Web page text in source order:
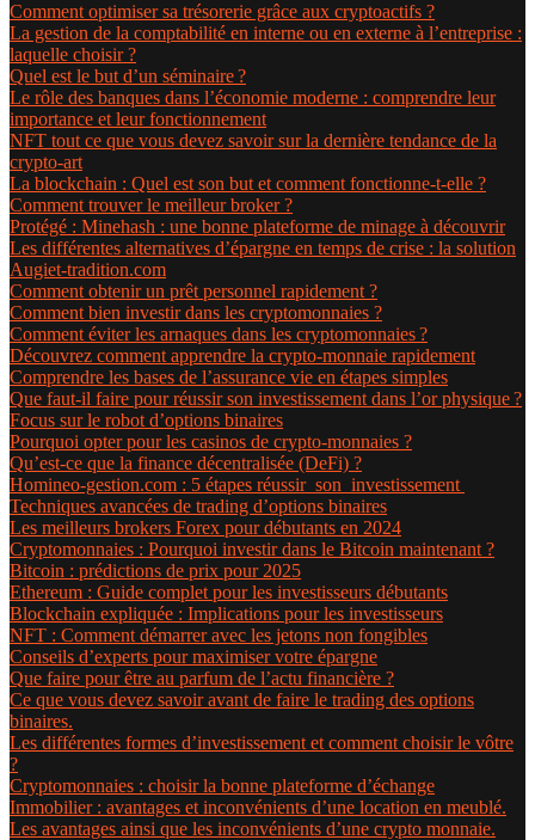
Comment optimiser sa trésorerie grâce aux cryptoactifs ?
La gestion de la comptabilité en interne ou en externe à l’entreprise :
laquelle choisir ?
Quel est le but d’un séminaire ?
Le rôle des banques dans l’économie moderne : comprendre leur
importance et leur fonctionnement
NFT tout ce que vous devez savoir sur la dernière tendance de la
crypto-art
La blockchain : Quel est son but et comment fonctionne-t-elle ?
Comment trouver le meilleur broker ?
Protégé : Minehash : une bonne plateforme de minage à découvrir
Les différentes alternatives d’épargne en temps de crise : la solution
Augiet-tradition.com
Comment obtenir un prêt personnel rapidement ?
Comment bien investir dans les cryptomonnaies ?
Comment éviter les arnaques dans les cryptomonnaies ?
Découvrez comment apprendre la crypto-monnaie rapidement
Comprendre les bases de l’assurance vie en étapes simples
Que faut-il faire pour réussir son investissement dans l’or physique ?
Focus sur le robot d’options binaires
Pourquoi opter pour les casinos de crypto-monnaies ?
Qu’est-ce que la finance décentralisée (DeFi) ?
Homineo-gestion.com : 5 étapes réussir son investissement
Techniques avancées de trading d’options binaires
Les meilleurs brokers Forex pour débutants en 2024
Cryptomonnaies : Pourquoi investir dans le Bitcoin maintenant ?
Bitcoin : prédictions de prix pour 2025
Ethereum : Guide complet pour les investisseurs débutants
Blockchain expliquée : Implications pour les investisseurs
NFT : Comment démarrer avec les jetons non fongibles
Conseils d’experts pour maximiser votre épargne
Que faire pour être au parfum de l’actu financière ?
Ce que vous devez savoir avant de faire le trading des options
binaires.
Les différentes formes d’investissement et comment choisir le vôtre
?
Cryptomonnaies : choisir la bonne plateforme d’échange
Immobilier : avantages et inconvénients d’une location en meublé.
Les avantages ainsi que les inconvénients d’une crypto monnaie.